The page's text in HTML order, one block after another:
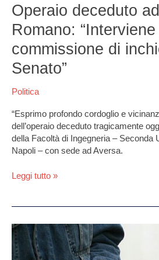
Operaio deceduto
Romano:
commissione di
Senato”
Politica
“Esprimo profondo cordoglio e
dell’operaio deceduto tragicamente
della Facoltà di Ingegneria – Seconda
Napoli – con sede ad Aversa.
deceduto
ad
Aversa,
“Interviene
la
di
del
Senato”
Leggi tutto »
Sorpreso
a
spacciare